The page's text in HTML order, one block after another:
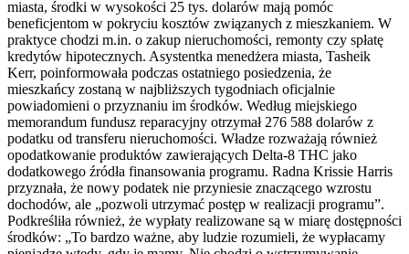
miasta, środki w wysokości 25 tys. dolarów mają pomóc
beneficjentom w pokryciu kosztów związanych z mieszkaniem. W
praktyce chodzi m.in. o zakup nieruchomości, remonty czy spłatę
kredytów hipotecznych. Asystentka menedżera miasta, Tasheik
Kerr, poinformowała podczas ostatniego posiedzenia, że
mieszkańcy zostaną w najbliższych tygodniach oficjalnie
powiadomieni o przyznaniu im środków. Według miejskiego
memorandum fundusz reparacyjny otrzymał 276 588 dolarów z
podatku od transferu nieruchomości. Władze rozważają również
opodatkowanie produktów zawierających Delta-8 THC jako
dodatkowego źródła finansowania programu. Radna Krissie Harris
przyznała, że nowy podatek nie przyniesie znaczącego wzrostu
dochodów, ale „pozwoli utrzymać postęp w realizacji programu”.
Podkreśliła również, że wypłaty realizowane są w miarę dostępności
środków: „To bardzo ważne, aby ludzie rozumieli, że wypłacamy